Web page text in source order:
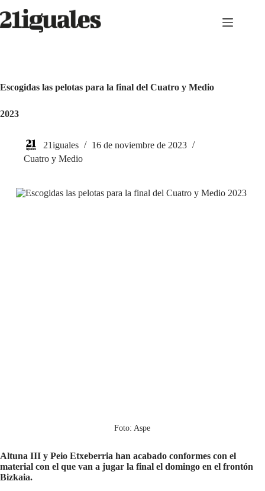
al
contenido
Escogidas las pelotas para la final del Cuatro y Medio
2023
21iguales
16 de noviembre de 2023
Cuatro y Medio
Foto: Aspe
Altuna III y Peio Etxeberria han acabado conformes con el
material con el que van a jugar la final el domingo en el frontón
Bizkaia.